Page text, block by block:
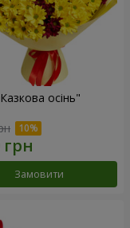
осінь"
Замовити